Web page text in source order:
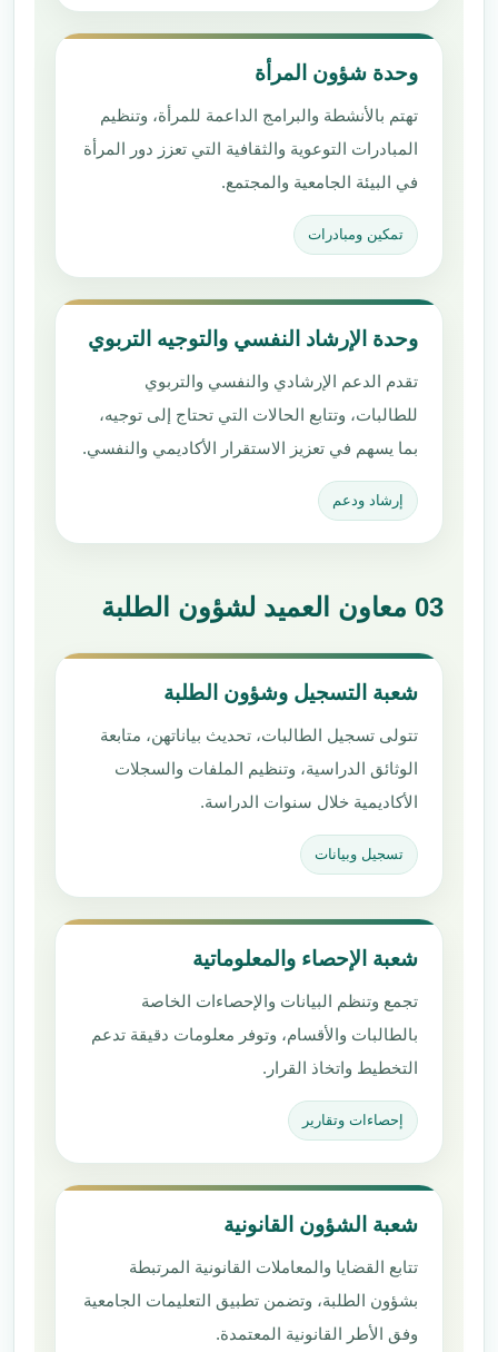
وحدة شؤون المرأة
تهتم بالأنشطة والبرامج الداعمة للمرأة، وتنظيم
المبادرات التوعوية والثقافية التي تعزز دور المرأة
في البيئة الجامعية والمجتمع.
تمكين ومبادرات
وحدة الإرشاد النفسي والتوجيه التربوي
تقدم الدعم الإرشادي والنفسي والتربوي
للطالبات، وتتابع الحالات التي تحتاج إلى توجيه،
بما يسهم في تعزيز الاستقرار الأكاديمي والنفسي.
إرشاد ودعم
03 معاون العميد لشؤون الطلبة
شعبة التسجيل وشؤون الطلبة
تتولى تسجيل الطالبات، تحديث بياناتهن، متابعة
الوثائق الدراسية، وتنظيم الملفات والسجلات
الأكاديمية خلال سنوات الدراسة.
تسجيل وبيانات
شعبة الإحصاء والمعلوماتية
تجمع وتنظم البيانات والإحصاءات الخاصة
بالطالبات والأقسام، وتوفر معلومات دقيقة تدعم
التخطيط واتخاذ القرار.
إحصاءات وتقارير
شعبة الشؤون القانونية
تتابع القضايا والمعاملات القانونية المرتبطة
بشؤون الطلبة، وتضمن تطبيق التعليمات الجامعية
وفق الأطر القانونية المعتمدة.